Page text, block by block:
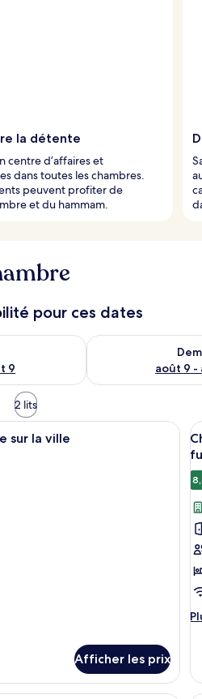
la détente
centre d’affaires et
dans toutes les chambres.
peuvent profiter de
et du hammam.
pour ces dates
9
ce soir août 8 - août 9
août 9 -
Vérifier la
2 lits
Chambre Standard, vue sur la ville
sur la ville
Afficher les prix